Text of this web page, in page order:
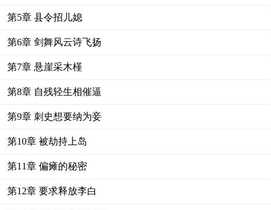
第5章 县令招儿媳
第6章 剑舞风云诗飞扬
第7章 悬崖采木槿
第8章 自残轻生相催逼
第9章 刺史想要纳为妾
第10章 被劫持上岛
第11章 偏瘫的秘密
第12章 要求释放李白